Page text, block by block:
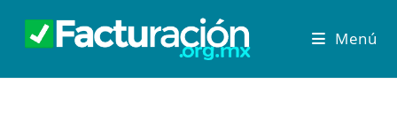
Menú